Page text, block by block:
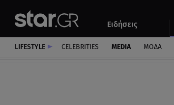
Ειδήσεις
Αυτοκίνητο
LIFESTYLE CELEBRITIES MEDIA ΜΟΔΑ